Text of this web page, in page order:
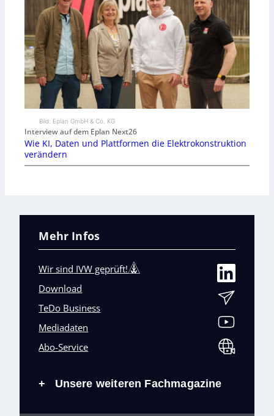
Bild: Eplan GmbH & Co. KG
Interview auf dem Eplan Next26
Wie KI, Daten und Plattformen die Elektrokonstruktion
verändern
Mehr Infos
Wir sind IVW geprüft!
Download
TeDo Business
Mediadaten
Abo-Service
+ Unsere weiteren Fachmagazine